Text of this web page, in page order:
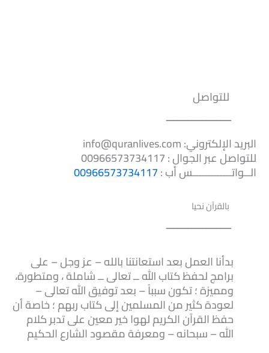
للتواصل
ــــــــــــــــــ
البريد الإلكتروني: info@quranlives.com
للتواصل عبر الجوال : 00966573734117
الــواتـــــــــــــس أب :00966573734117
بالقرآن نحيا
ــــــــــــــــــ
بدأنا العمل بعد استعانتنا بالله – عز وجل – على
برامج لحفظ كتاب الله ــ تعالى ــ شاملة ، ومتطورة،
ومميزة ؛ تكون سبباً – بعد توفيق الله تعالى –
لعودة كثير من المسلمين إلى كتاب ربهم ؛ خاصة أن
حفظ القرآن الكريم لهوا خير معين على تدبر كلام
الله – سبحانه – ومعرفة مقصود الشارع الحكيم